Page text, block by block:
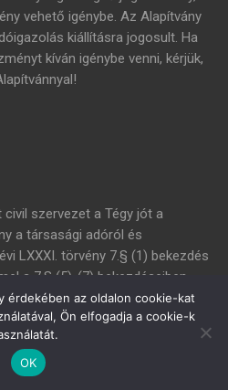
vehető igénybe. Az Alapítvány
kiállításra jogosult. Ha
kíván igénybe venni, kérjük,
szervezet a Tégy jót a
a társasági adóról és
LXXXI. törvény 7.§ (1) bekezdés
a 7.§ (5)-(7) bekezdéseiben
eredmény csökkentése
kiállítására a vállalati keretek
részére.
érdekében az oldalon cookie-kat
Ön elfogadja a cookie-k
OK